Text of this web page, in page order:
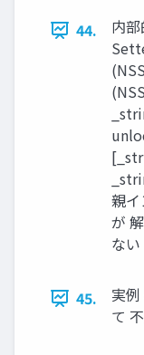
44.
内
親
が
ない
45.
実
て